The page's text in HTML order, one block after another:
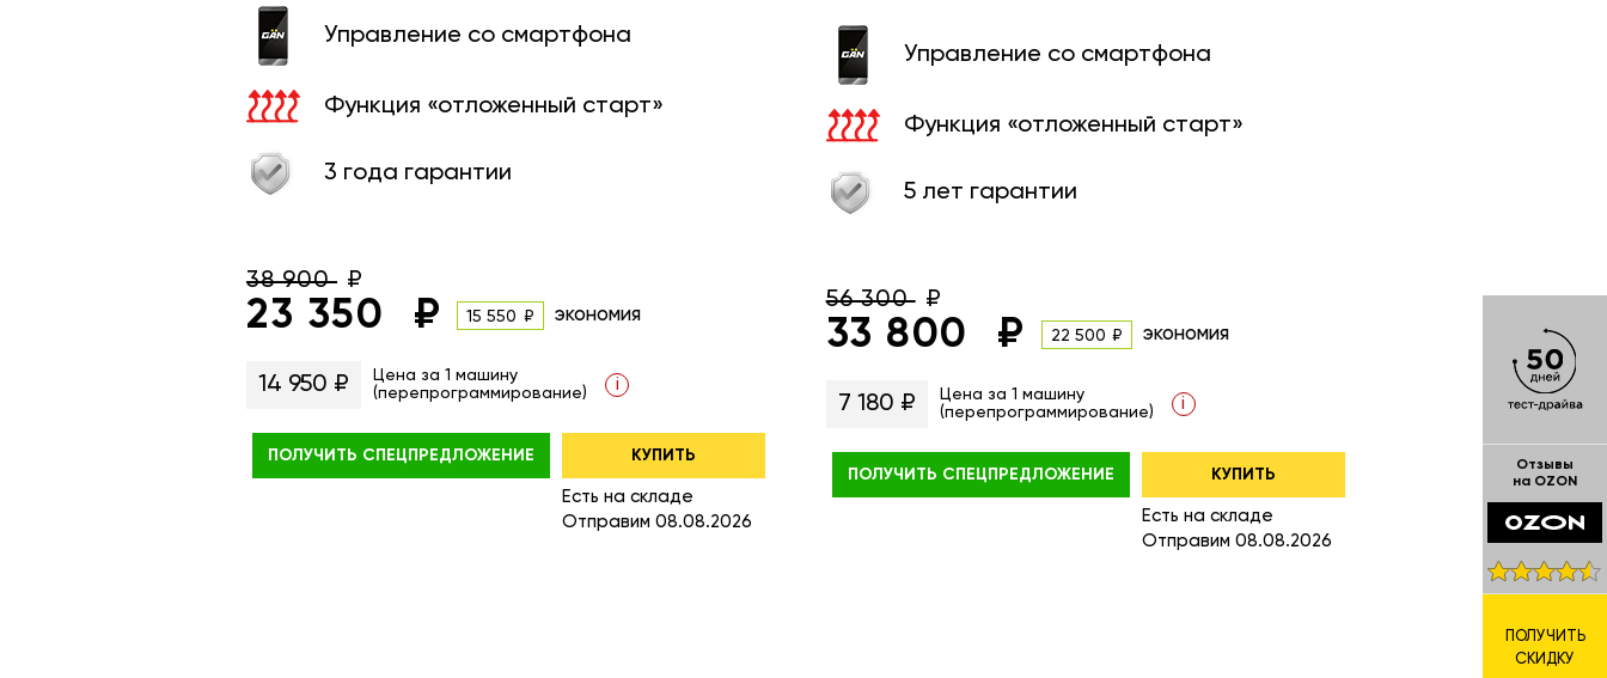
Управление со смартфона
Функция «отложенный старт»
5 лет гарантии
56 300
33 800 22 500 экономия
7 180 ₽
Цена за 1 машину
(перепрограммирование)
i
ПОЛУЧИТЬ СПЕЦПРЕДЛОЖЕНИЕ КУПИТЬ
Есть на складе
Отправим 08.08.2026
Управление со смартфона
Функция «отложенный старт»
3 года гарантии
38 900
23 350 15 550 экономия
14 950 ₽
Цена за 1 машину
(перепрограммирование)
i
ПОЛУЧИТЬ СПЕЦПРЕДЛОЖЕНИЕ КУПИТЬ
Есть на складе
Отправим 08.08.2026
Отзывы
на OZON
ПОЛУЧИТЬ
СКИДКУ